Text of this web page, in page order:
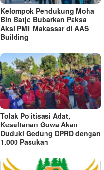
Kelompok Pendukung Moha
Bin Batjo Bubarkan Paksa
Aksi PMII Makassar di AAS
Building
Tolak Politisasi Adat,
Kesultanan Gowa Akan
Duduki Gedung DPRD dengan
1.000 Pasukan